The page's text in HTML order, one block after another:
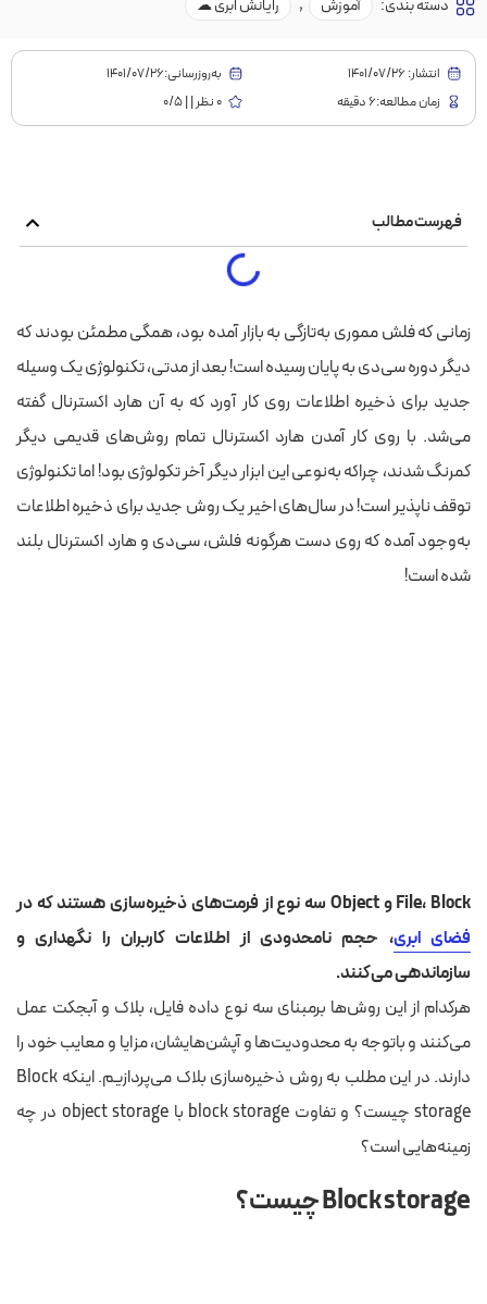
دسته بندی:
آموزش , رایانش ابری ☁
انتشار: 1401/07/26
به‌روز‌رسانی:۱۴۰۱/۰۷/۲۶
زمان مطالعه:6 دقیقه
0 نظر | | 0/5
فهرست مطالب
زمانی که فلش مموری به‌تازگی به بازار آمده بود، همگی مطمئن بودند که
دیگر دوره سی‌دی به پایان رسیده است! بعد از مدتی، تکنولوژی یک وسیله
جدید برای ذخیره اطلاعات روی کار آورد که به آن هارد اکسترنال گفته
می‌شد. با روی کار آمدن هارد اکسترنال تمام روش‌های قدیمی دیگر
کمرنگ شدند، چراکه به‌نوعی این ابزار دیگر آخر تکولوژی بود! اما تکنولوژی
توقف ناپذیر است! در سال‌های اخیر یک روش جدید برای ذخیره اطلاعات
به‌وجود آمده که روی دست هرگونه فلش، سی‌دی و هارد اکسترنال بلند
شده است!
File، Block و Object سه نوع از فرمت‌های ذخیره‌سازی هستند که در
فضای ابری، حجم نامحدودی از اطلاعات کاربران را نگهداری و
سازماندهی می‌کنند.
هرکدام از این روش‌ها برمبنای سه نوع داده فایل، بلاک و آبجکت عمل
می‌کنند و باتوجه به محدودیت‌ها و آپشن‌هایشان، مزایا و معایب خود را
دارند. در این مطلب به روش ذخیره‌سازی بلاک می‌پردازیم. اینکه Block
storage چیست؟ و تفاوت block storage با object storage در چه
زمینه‌هایی است؟
Block storage چیست؟